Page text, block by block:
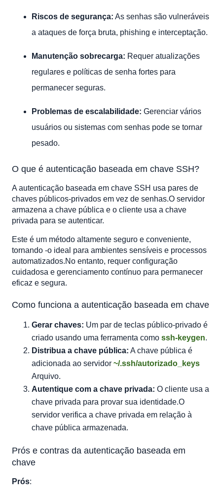
Riscos de segurança: As senhas são vulneráveis
​​a ataques de força bruta, phishing e interceptação.
Manutenção sobrecarga: Requer atualizações
regulares e políticas de senha fortes para
permanecer seguras.
Problemas de escalabilidade: Gerenciar vários
usuários ou sistemas com senhas pode se tornar
pesado.
O que é autenticação baseada em chave SSH?
A autenticação baseada em chave SSH usa pares de
chaves públicos-privados em vez de senhas.O servidor
armazena a chave pública e o cliente usa a chave
privada para se autenticar.
Este é um método altamente seguro e conveniente,
tornando -o ideal para ambientes sensíveis e processos
automatizados.No entanto, requer configuração
cuidadosa e gerenciamento contínuo para permanecer
eficaz e segura.
Como funciona a autenticação baseada em chave
Gerar chaves: Um par de teclas público-privado é
criado usando uma ferramenta como ssh-keygen.
Distribua a chave pública: A chave pública é
adicionada ao servidor ~/.ssh/autorizado_keys
Arquivo.
Autentique com a chave privada: O cliente usa a
chave privada para provar sua identidade.O
servidor verifica a chave privada em relação à
chave pública armazenada.
Prós e contras da autenticação baseada em
chave
Prós: